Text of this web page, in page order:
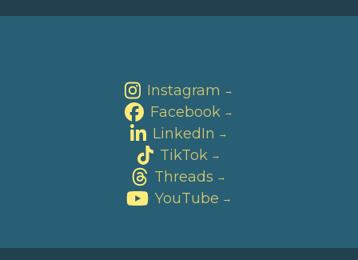
Instagram →
Facebook →
LinkedIn →
TikTok →
Threads →
YouTube →